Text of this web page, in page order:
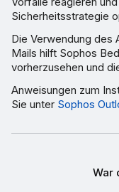
Sicherheitsstrategie
Die Verwendung des
Mails hilft Sophos
vorherzusehen und
Anweisungen zum
Sie unter Sophos
War